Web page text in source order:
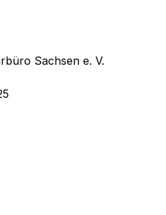
Sachsen e. V.